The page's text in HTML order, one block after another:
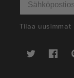
Tilaa
Twitter